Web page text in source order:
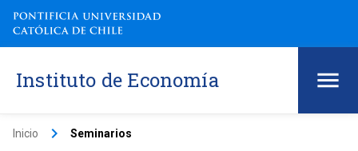
Instituto de Economía
Inicio keyboard_arrow_right Seminarios